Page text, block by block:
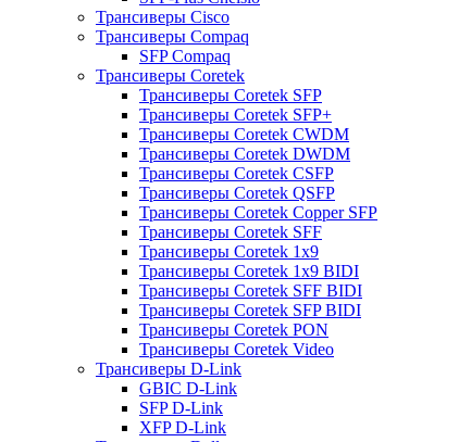
Трансиверы Cisco
Трансиверы Compaq
SFP Compaq
Трансиверы Coretek
Трансиверы Coretek SFP
Трансиверы Coretek SFP+
Трансиверы Coretek CWDM
Трансиверы Coretek DWDM
Трансиверы Coretek CSFP
Трансиверы Coretek QSFP
Трансиверы Coretek Copper SFP
Трансиверы Coretek SFF
Трансиверы Coretek 1x9
Трансиверы Coretek 1x9 BIDI
Трансиверы Coretek SFF BIDI
Трансиверы Coretek SFP BIDI
Трансиверы Coretek PON
Трансиверы Coretek Video
Трансиверы D-Link
GBIC D-Link
SFP D-Link
XFP D-Link